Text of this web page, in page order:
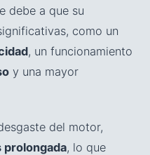
debe a que su
como un
, un funcionamiento
y una mayor
del motor,
prolongada, lo que